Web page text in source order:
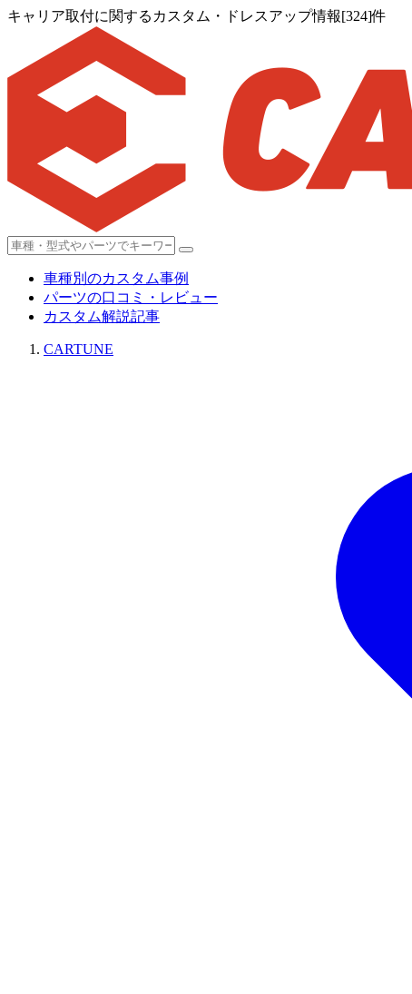
キャリア取付に関するカスタム・ドレスアップ情報[324]件
車種別のカスタム事例
パーツの口コミ・レビュー
カスタム解説記事
CARTUNE